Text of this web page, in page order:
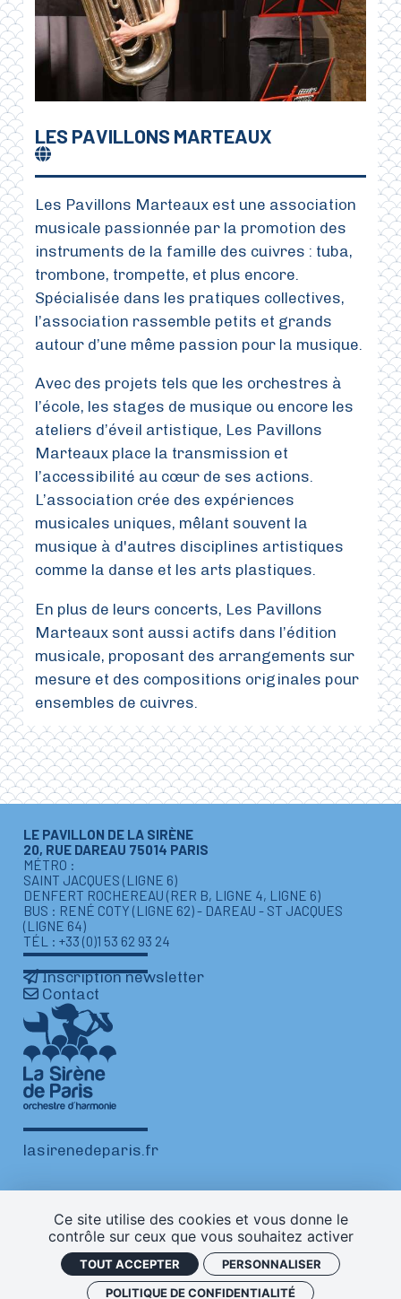
Ce site utilise des cookies et vous donne le
contrôle sur ceux que vous souhaitez activer
TOUT ACCEPTER
PERSONNALISER
POLITIQUE DE CONFIDENTIALITÉ
LES PAVILLONS MARTEAUX
Les Pavillons Marteaux est une association
musicale passionnée par la promotion des
instruments de la famille des cuivres : tuba,
trombone, trompette, et plus encore.
Spécialisée dans les pratiques collectives,
l’association rassemble petits et grands
autour d’une même passion pour la musique.
Avec des projets tels que les orchestres à
l’école, les stages de musique ou encore les
ateliers d’éveil artistique, Les Pavillons
Marteaux place la transmission et
l’accessibilité au cœur de ses actions.
L’association crée des expériences
musicales uniques, mêlant souvent la
musique à d'autres disciplines artistiques
comme la danse et les arts plastiques.
En plus de leurs concerts, Les Pavillons
Marteaux sont aussi actifs dans l’édition
musicale, proposant des arrangements sur
mesure et des compositions originales pour
ensembles de cuivres.
LE PAVILLON DE LA SIRÈNE
20, RUE DAREAU 75014 PARIS
MÉTRO :
SAINT JACQUES (LIGNE 6)
DENFERT ROCHEREAU (RER B, LIGNE 4, LIGNE 6)
BUS : RENÉ COTY (LIGNE 62) - DAREAU - ST JACQUES
(LIGNE 64)
TÉL : +33 (0)1 53 62 93 24
Inscription newsletter
Contact
lasirenedeparis.fr
Mentions légalesPlan de sitePolitique de confidentialité
Gestion des cookies